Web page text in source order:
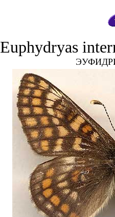
Euphydryas